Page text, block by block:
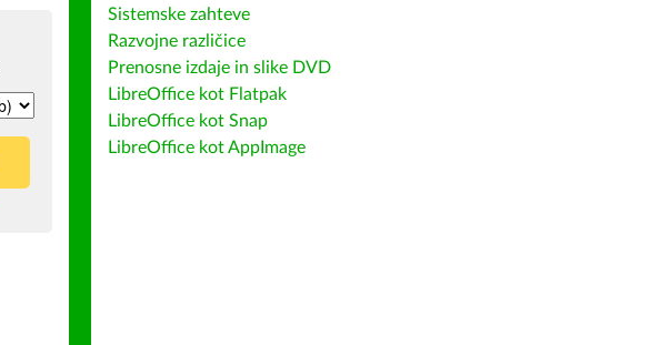
Sistemske zahteve
Razvojne različice
Prenosne izdaje in slike DVD
LibreOffice kot Flatpak
LibreOffice kot Snap
LibreOffice kot AppImage